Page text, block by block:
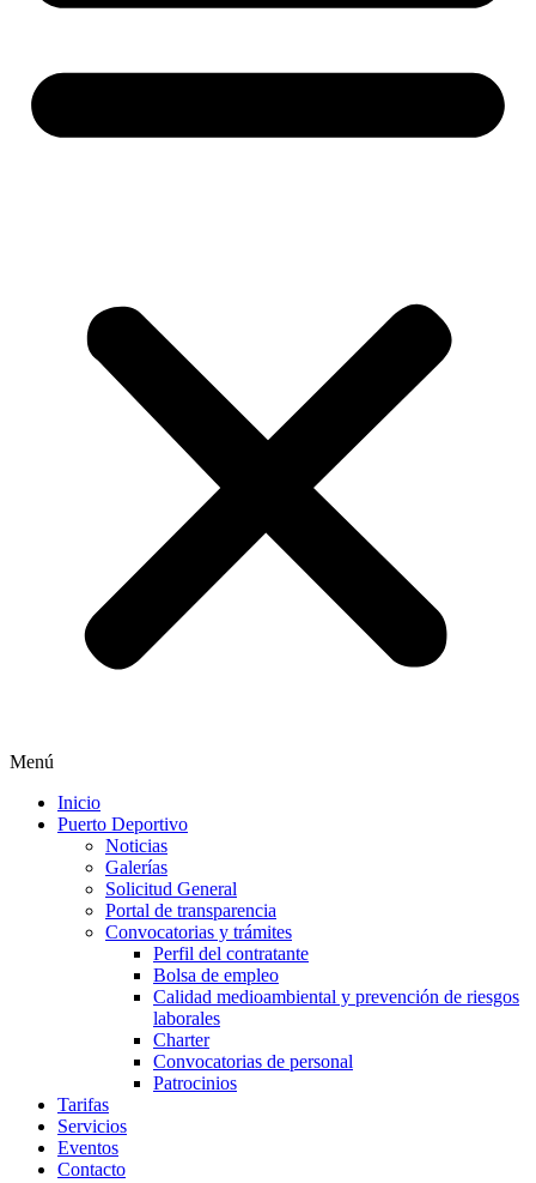
Menú
Inicio
Puerto Deportivo
Noticias
Galerías
Solicitud General
Portal de transparencia
Convocatorias y trámites
Perfil del contratante
Bolsa de empleo
Calidad medioambiental y prevención de riesgos
laborales
Charter
Convocatorias de personal
Patrocinios
Tarifas
Servicios
Eventos
Contacto